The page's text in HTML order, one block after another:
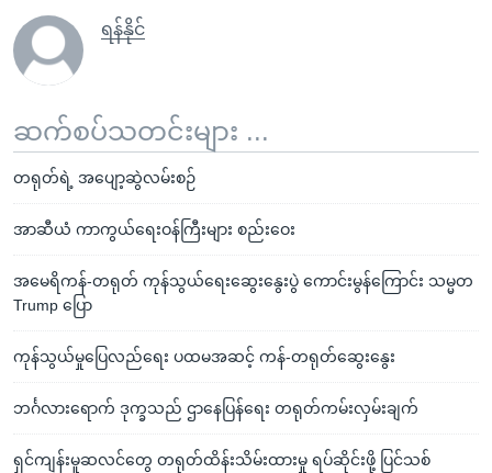
ရန်နိုင်
ဆက်စပ်သတင်းများ ...
တရုတ်ရဲ့ အပျော့ဆွဲလမ်းစဉ်
အာဆီယံ ကာကွယ်ရေးဝန်ကြီးများ စည်းဝေး
အမေရိကန်-တရုတ် ကုန်သွယ်ရေးဆွေးနွေးပွဲ ကောင်းမွန်ကြောင်း သမ္မတ
Trump ပြော
ကုန်သွယ်မှုပြေလည်ရေး ပထမအဆင့် ကန်-တရုတ်ဆွေးနွေး
ဘင်္ဂလားရောက် ဒုက္ခသည် ဌာနေပြန်ရေး တရုတ်ကမ်းလှမ်းချက်
ရှင်ကျန်းမူဆလင်တွေ တရုတ်ထိန်းသိမ်းထားမှု ရပ်ဆိုင်းဖို့ ပြင်သစ်